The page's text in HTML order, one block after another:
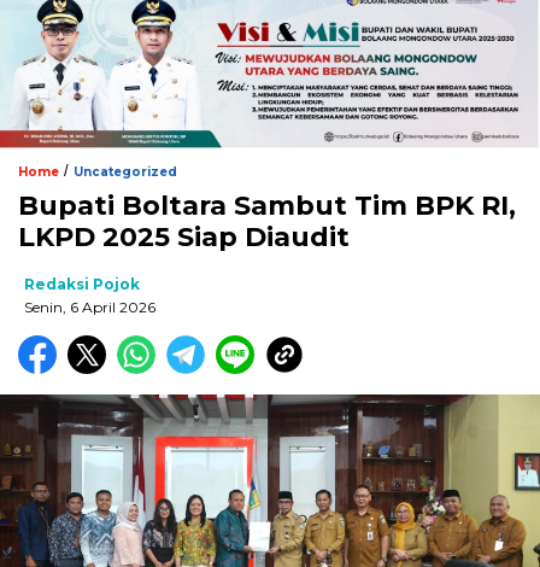
Home / Uncategorized
Bupati Boltara Sambut Tim BPK RI,
LKPD 2025 Siap Diaudit
Redaksi Pojok
Senin, 6 April 2026